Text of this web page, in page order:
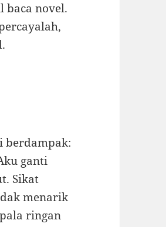
baca novel.
berdampak:
ganti
Sikat
menarik
ringan